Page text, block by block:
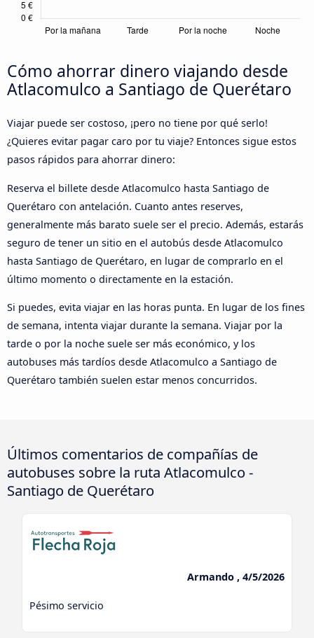
Cómo ahorrar dinero viajando desde
Atlacomulco a Santiago de Querétaro
Viajar puede ser costoso, ¡pero no tiene por qué serlo!
¿Quieres evitar pagar caro por tu viaje? Entonces sigue estos
pasos rápidos para ahorrar dinero:
Reserva el billete desde Atlacomulco hasta Santiago de
Querétaro con antelación. Cuanto antes reserves,
generalmente más barato suele ser el precio. Además, estarás
seguro de tener un sitio en el autobús desde Atlacomulco
hasta Santiago de Querétaro, en lugar de comprarlo en el
último momento o directamente en la estación.
Si puedes, evita viajar en las horas punta. En lugar de los fines
de semana, intenta viajar durante la semana. Viajar por la
tarde o por la noche suele ser más económico, y los
autobuses más tardíos desde Atlacomulco a Santiago de
Querétaro también suelen estar menos concurridos.
Últimos comentarios de compañías de
autobuses sobre la ruta Atlacomulco -
Santiago de Querétaro
Armando , 4/5/2026
Pésimo servicio